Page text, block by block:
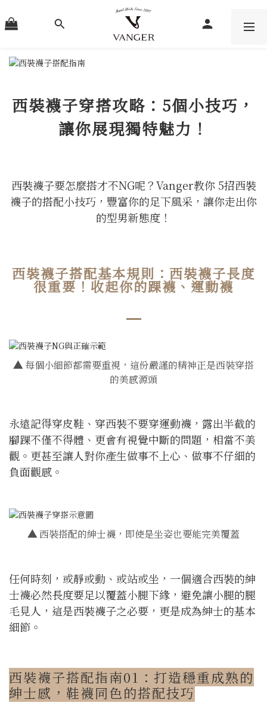
西裝襪子穿搭攻略：5個小技巧，
讓你展現獨特魅力！
西裝襪子要怎麼搭才不NG呢？Vanger教你 5招西裝
襪子的搭配小技巧，豐富你的足下風采，讓你走出你
的型男新態度！
西裝襪子搭配基本規則：西裝襪子長度
很重要！收起你的踝襪、運動襪
▲每個小細節都需要重視，這份嚴謹的精神正是西裝穿搭
的美感源頭
永遠記得穿皮鞋、穿西裝不要穿運動襪，露出半截的
腳踝不僅不得體、更會有視覺中斷的問題，相當不美
觀。更甚至讓人對你產生做事不上心、做事不仔細的
負面觀感。
▲西裝搭配的紳士襪，即使是坐姿也要能完美覆蓋
任何時刻，或靜或動、或站或坐，一個適合西裝的紳
士襪必然長度要足以覆蓋小腿下緣，避免讓小腿的腿
毛見人，這是西裝襪子之必要，更是成為紳士的基本
細節。
西裝襪子搭配指南01：打造穩重成熟的
紳士感，鞋襪同色的搭配技巧